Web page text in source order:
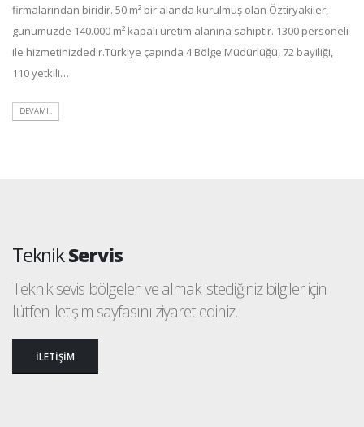
firmalarından biridir. 50 m² bir alanda kurulmuş olan Öztiryakiler,
günümüzde 140.000 m² kapalı üretim alanına sahiptir. 1300 personeli
ile hizmetinizdedir.Türkiye çapında 4 Bölge Müdürlüğü, 72 bayiliği,
110 yetkili…
DEVAMI..
TeknikServis
Teknik sevis bölgeleri ve almak istediğiniz bilgiler için
lütfen iletişim sayfasını ziyaret ediniz.
İLETİŞİM